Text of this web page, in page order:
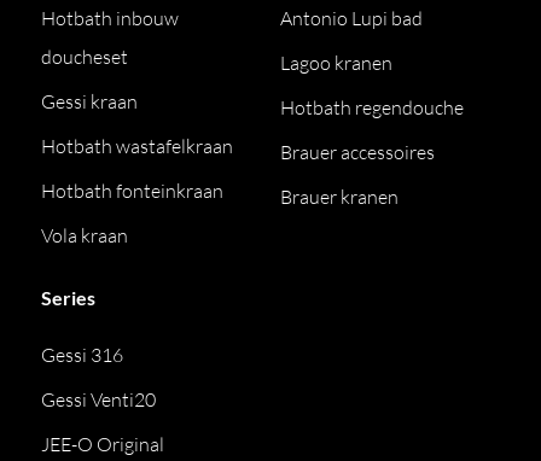
Hotbath inbouw
doucheset
Gessi kraan
Hotbath wastafelkraan
Hotbath fonteinkraan
Vola kraan
Antonio Lupi bad
Lagoo kranen
Hotbath regendouche
Brauer accessoires
Brauer kranen
Series
Gessi 316
Gessi Venti20
JEE-O Original